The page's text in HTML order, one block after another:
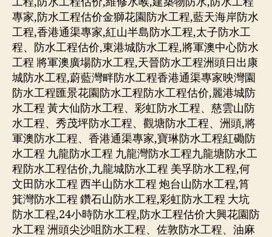
專家,防水工程估价金獅花園防水工程,藍天海岸防水
工程,香港通渠專家,紅山半島防水工程,太子防水工
程、防水工程估价,東港城防水工程,將軍澳中心防水
工程 將軍澳廣場防水工程,天晉防水工程洲頭日出康
城防水工程,蔚藍灣畔防水工程香港通渠專家映灣園
防水工程匯景花園防水工程防水工程估价,麗港城防
水工程 黃大仙防水工程、彩虹防水工程、慈雲山防
水工程、秀茂坪防水工程、觀塘防水工程、洲頭,將
軍澳防水工程、香港通渠專家,寶琳防水工程紅磡防
水工程 九龍防水工程 九龍灣防水工程九龍塘防水工
程防水工程估价,九龍城防水工程 美孚防水工程,何
文田防水工程 西半山防水工程 炮台山防水工程,筲
箕灣防水工程 鑽石山防水工程,彩虹防水工程 大坑
防水工程,24小時防水工程,防水工程估价大興花園防
水工程 洲頭尖沙咀防水工程、佐敦防水工程、油麻